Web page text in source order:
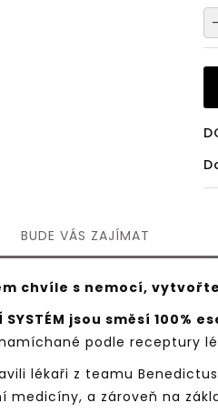
-
BUDE VÁS ZAJÍMAT
chvíle s nemocí,
jsou směsí 100%
podle receptury
lékaři z teamu
medicíny, a zároveň na